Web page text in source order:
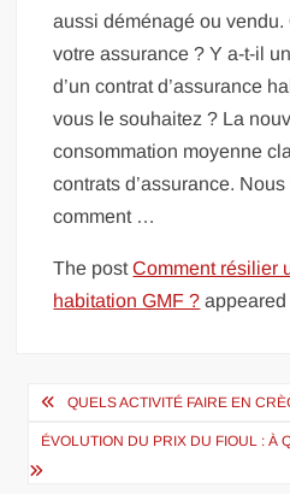
aussi déménagé ou
votre assurance ? Y a-t-il
d’un contrat d’assurance
vous le souhaitez ? La
consommation moyenne
contrats d’assurance.
comment …
The postComment résilier
habitation GMF ? appeared
Navigation
de
l’article
QUELS ACTIVITÉ FAIRE EN
ÉVOLUTION DU PRIX DU FIOUL : À